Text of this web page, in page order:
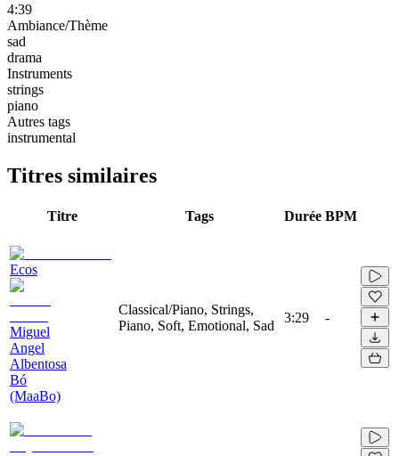
4:39
Ambiance/Thème
sad
drama
Instruments
strings
piano
Autres tags
instrumental
Titres similaires
Titre Tags Durée BPM
Ecos
Miguel
Angel
Albentosa
Bó
(MaaBo)
Classical/Piano, Strings,
Piano, Soft, Emotional, Sad
3:29 -